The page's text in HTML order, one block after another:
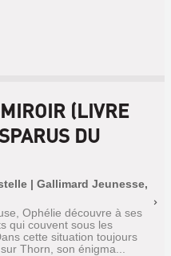
(LIVRE
DU
| Gallimard Jeunesse,
Ophélie découvre à ses
qui couvent sous les
cette situation toujours
Thorn, son énigma...